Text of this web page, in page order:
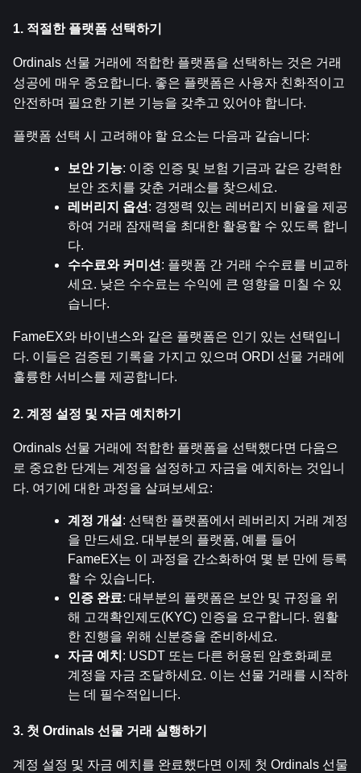
1. 적절한 플랫폼 선택하기
Ordinals 선물 거래에 적합한 플랫폼을 선택하는 것은 거래
성공에 매우 중요합니다. 좋은 플랫폼은 사용자 친화적이고
안전하며 필요한 기본 기능을 갖추고 있어야 합니다.
플랫폼 선택 시 고려해야 할 요소는 다음과 같습니다:
보안 기능: 이중 인증 및 보험 기금과 같은 강력한
보안 조치를 갖춘 거래소를 찾으세요.
레버리지 옵션 : 경쟁력 있는 레버리지 비율을 제공
하여 거래 잠재력을 최대한 활용할 수 있도록 합니
다.
수수료와 커미션 : 플랫폼 간 거래 수수료를 비교하
세요. 낮은 수수료는 수익에 큰 영향을 미칠 수 있
습니다.
FameEX와 바이낸스와 같은 플랫폼은 인기 있는 선택입니
다. 이들은 검증된 기록을 가지고 있으며 ORDI 선물 거래에
훌륭한 서비스를 제공합니다.
2. 계정 설정 및 자금 예치하기
Ordinals 선물 거래에 적합한 플랫폼을 선택했다면 다음으
로 중요한 단계는 계정을 설정하고 자금을 예치하는 것입니
다. 여기에 대한 과정을 살펴보세요:
계정 개설 : 선택한 플랫폼에서 레버리지 거래 계정
을 만드세요. 대부분의 플랫폼, 예를 들어
FameEX는 이 과정을 간소화하여 몇 분 만에 등록
할 수 있습니다.
인증 완료: 대부분의 플랫폼은 보안 및 규정을 위
해 고객확인제도(KYC) 인증을 요구합니다. 원활
한 진행을 위해 신분증을 준비하세요.
자금 예치 : USDT 또는 다른 허용된 암호화폐로
계정을 자금 조달하세요. 이는 선물 거래를 시작하
는 데 필수적입니다.
3. 첫 Ordinals 선물 거래 실행하기
계정 설정 및 자금 예치를 완료했다면 이제 첫 Ordinals 선물